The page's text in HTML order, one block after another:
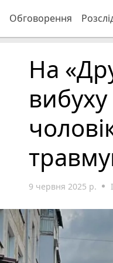
Обговорення
На
9 червня 2025 р.